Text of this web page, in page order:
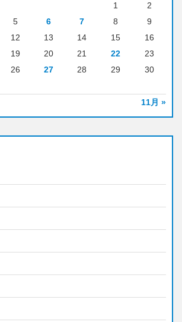
11月 »
1
2
5 6 7 8
9
12 13 14 15
16
19 20 21 22
23
26 27 28 29
30